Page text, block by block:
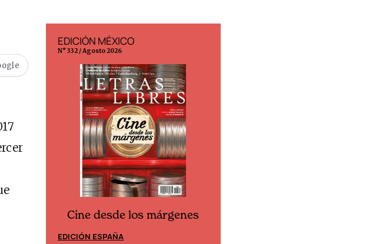
EDICIÓN MÉXICO
N° 332 / Agosto 2026
Cine desde los márgenes
EDICIÓN ESPAÑA